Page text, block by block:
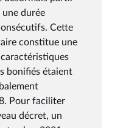
une durée
Cette
constitue une
bonifiés étaient
Pour faciliter
décret, un